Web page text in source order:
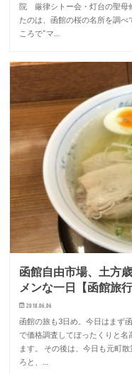
院 厳律シトー会・灯台の聖母
たのは、函館の桜の名所を調
ころで“マ…
函館自由市場、土方
メンな一日【函館旅
2018.06.06
函館の旅も3日め。今日はまず
で価格調査してぼったくりと
ます。 その後は、今日も元町
ろと、…